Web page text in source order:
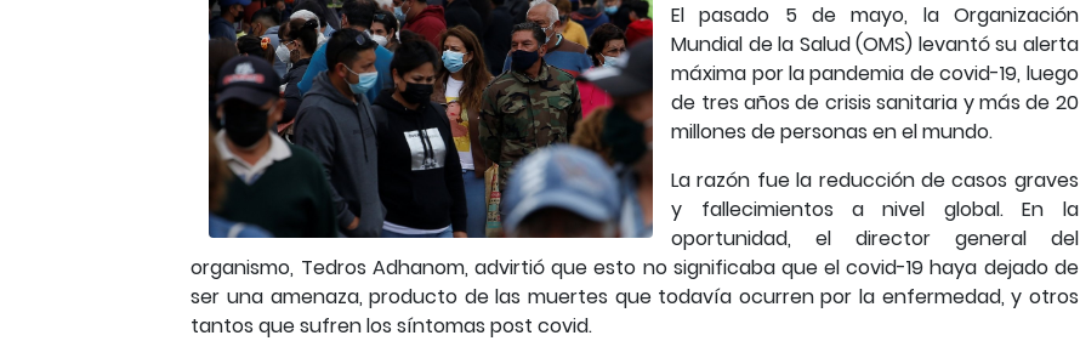
El pasado 5 de mayo, la Organización
Mundial de la Salud (OMS) levantó su alerta
máxima por la pandemia de covid-19, luego
de tres años de crisis sanitaria y más de 20
millones de personas en el mundo.
La razón fue la reducción de casos graves
y fallecimientos a nivel global. En la
oportunidad, el director general del
organismo, Tedros Adhanom, advirtió que esto no significaba que el covid-19 haya dejado de
ser una amenaza, producto de las muertes que todavía ocurren por la enfermedad, y otros
tantos que sufren los síntomas post covid.